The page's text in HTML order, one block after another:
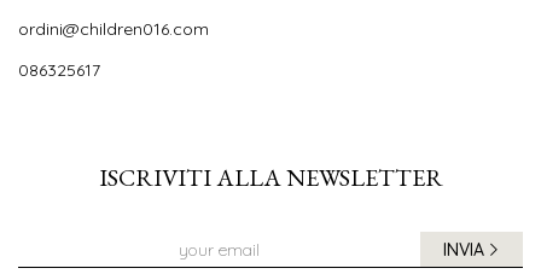
ordini@children016.com
086325617
ISCRIVITI ALLA NEWSLETTER
INVIA